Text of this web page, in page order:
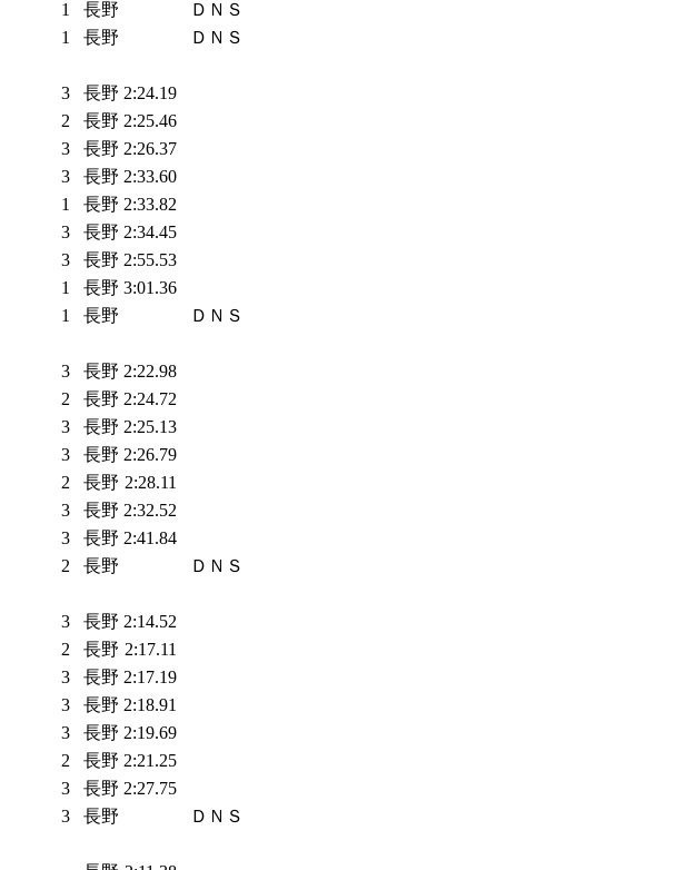
1 長野
ＤＮＳ
1 長野
ＤＮＳ
3 長野 2:24.19
2 長野 2:25.46
3 長野 2:26.37
3 長野 2:33.60
1 長野 2:33.82
3 長野 2:34.45
3 長野 2:55.53
1 長野 3:01.36
1 長野
ＤＮＳ
3 長野 2:22.98
2 長野 2:24.72
3 長野 2:25.13
3 長野 2:26.79
2 長野 2:28.11
3 長野 2:32.52
3 長野 2:41.84
2 長野
ＤＮＳ
3 長野 2:14.52
2 長野 2:17.11
3 長野 2:17.19
3 長野 2:18.91
3 長野 2:19.69
2 長野 2:21.25
3 長野 2:27.75
3 長野
ＤＮＳ